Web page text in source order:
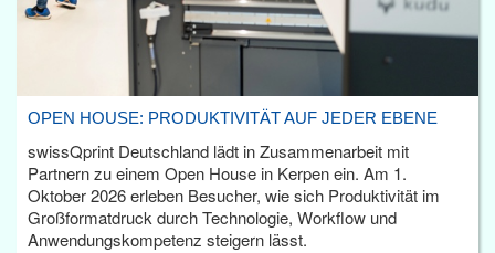
OPEN HOUSE: PRODUKTIVITÄT AUF JEDER EBENE
swissQprint Deutschland lädt in Zusammenarbeit mit
Partnern zu einem Open House in Kerpen ein. Am 1.
Oktober 2026 erleben Besucher, wie sich Produktivität im
Großformatdruck durch Technologie, Workflow und
Anwendungskompetenz steigern lässt.